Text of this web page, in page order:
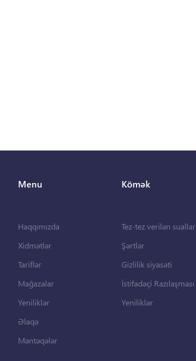
Menu
Haqqımızda
Xidmətlər
Tariflər
Mağazalar
Yeniliklər
Əlaqə
Məntəqələr
Kömək
Tez-tez verilən suallar
Şərtlər
Gizlilik siyasəti
İstifadəçi Razılaşması
Yeniliklər